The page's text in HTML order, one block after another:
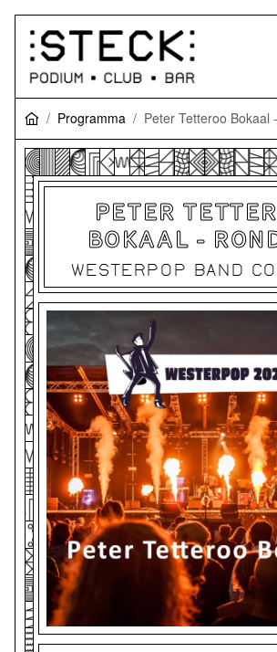
Programma Peter Tetteroo Bokaal
PETER
BOKAAL -
WESTERPOP BAND